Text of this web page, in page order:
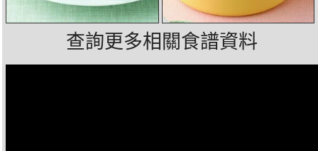
查詢更多相關食譜資料